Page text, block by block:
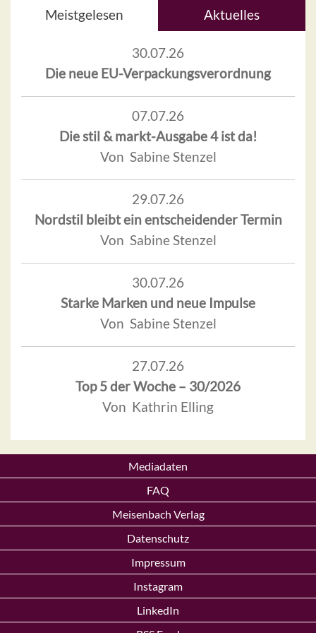
Meistgelesen Aktuelles
30.07.26
Die neue EU-Verpackungsverordnung
07.07.26
Die stil & markt-Ausgabe 4 ist da!
Von Sabine Stenzel
29.07.26
Nordstil bleibt ein entscheidender Termin
Von Sabine Stenzel
30.07.26
Starke Marken und neue Impulse
Von Sabine Stenzel
27.07.26
Top 5 der Woche – 30/2026
Von Kathrin Elling
Mediadaten
FAQ
Meisenbach Verlag
Datenschutz
Impressum
Instagram
LinkedIn